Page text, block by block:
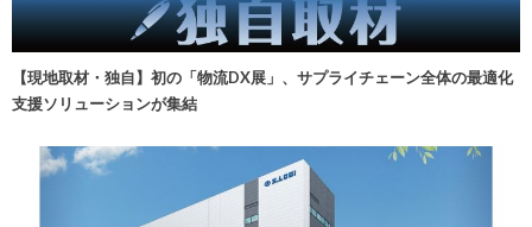
【現地取材・独自】初の「物流DX展」、サプライチェーン全体の最適化
支援ソリューションが集結